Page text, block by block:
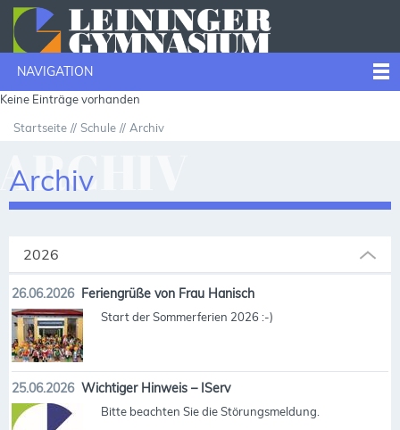
NAVIGATION
Keine Einträge vorhanden
Startseite Schule Archiv
Archiv
2026
26.06.2026 Feriengrüße von Frau Hanisch
Start der Sommerferien 2026 :-)
25.06.2026 Wichtiger Hinweis – IServ
Bitte beachten Sie die Störungsmeldung.